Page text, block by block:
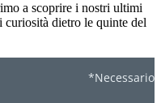
a scoprire i nostri ultimi
curiosità dietro le quinte del
*Necessario